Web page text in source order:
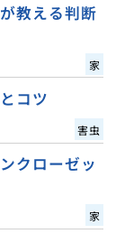
教える判断
家
コツ
害虫
クローゼッ
家